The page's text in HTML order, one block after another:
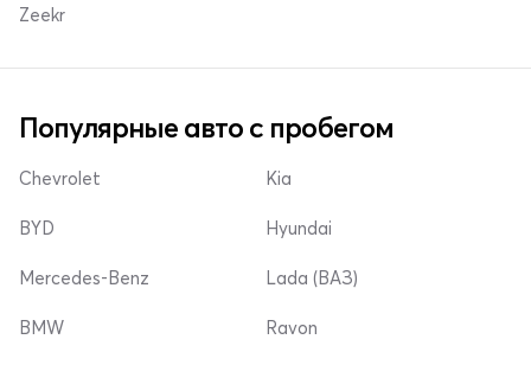
Zeekr
Популярные авто с пробегом
Chevrolet
BYD
Mercedes-Benz
Kia
Hyundai
Lada (ВАЗ)
BMW Ravon